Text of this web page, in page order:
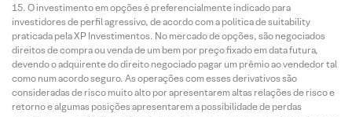
O investimento em opções é preferencialmente indicado para
investidores de perfil agressivo, de acordo com a política de suitability
praticada pela XP Investimentos. No mercado de opções, são negociados
direitos de compra ou venda de um bem por preço fixado em data futura,
devendo o adquirente do direito negociado pagar um prêmio ao vendedor tal
como num acordo seguro. As operações com esses derivativos são
consideradas de risco muito alto por apresentarem altas relações de risco e
retorno e algumas posições apresentarem a possibilidade de perdas